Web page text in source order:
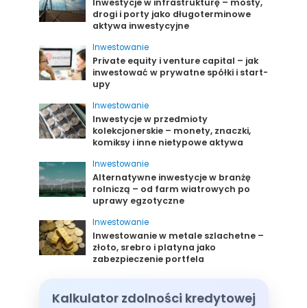
drogi i porty jako długoterminowe
aktywa inwestycyjne
Inwestowanie
Private equity i venture capital – jak
inwestować w prywatne spółki i start-
upy
Inwestowanie
Inwestycje w przedmioty
kolekcjonerskie – monety, znaczki,
komiksy i inne nietypowe aktywa
Inwestowanie
Alternatywne inwestycje w branżę
rolniczą – od farm wiatrowych po
uprawy egzotyczne
Inwestowanie
Inwestowanie w metale szlachetne –
złoto, srebro i platyna jako
zabezpieczenie portfela
Kalkulator zdolności kredytowej